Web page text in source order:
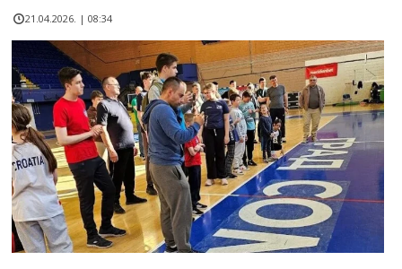
21.04.2026. | 08:34